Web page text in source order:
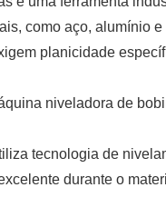
como aço, alumínio
planicidade
niveladora de
tecnologia de
durante o